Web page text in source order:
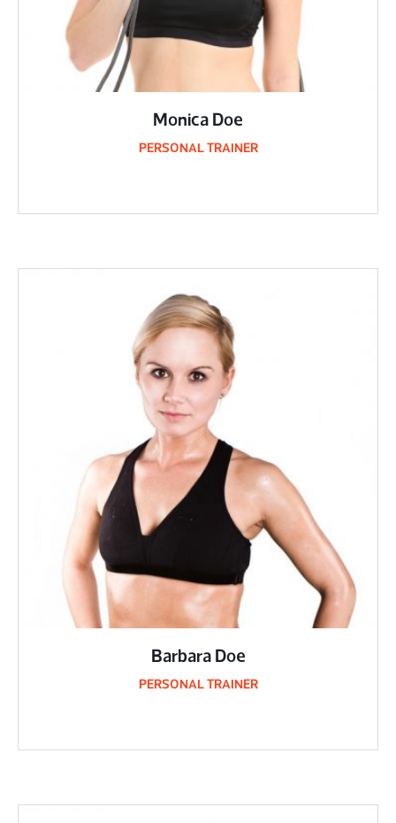
Monica Doe
PERSONAL TRAINER
Barbara Doe
PERSONAL TRAINER